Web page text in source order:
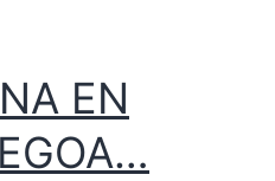
EN